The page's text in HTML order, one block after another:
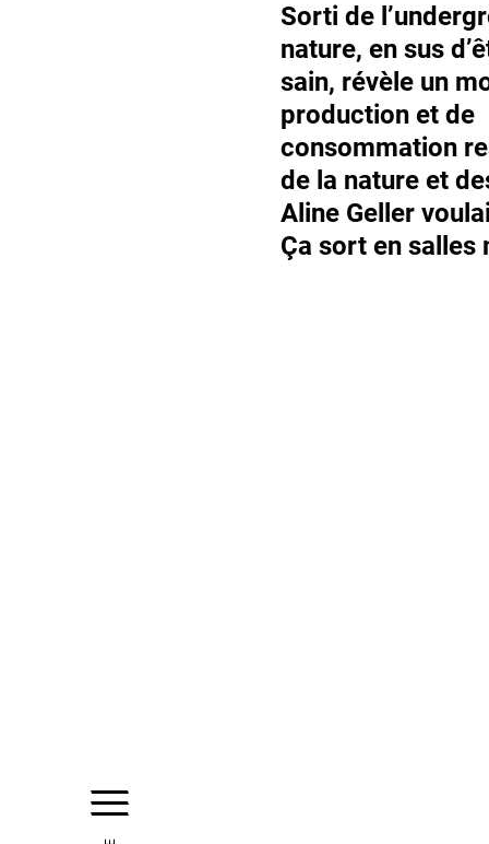
Sorti de
nature, en sus
sain, révèle un
production et de
consommation
de la nature et
Aline Geller
Ça sort en salles